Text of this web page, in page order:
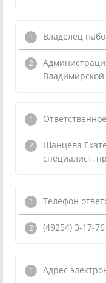
Владелец
Владимирской
Шанцева
специалист,
Телефон
(49254) 3-17-76
Адрес